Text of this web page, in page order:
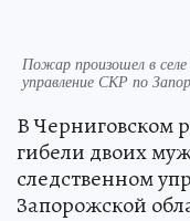
Пожар произошел в
управление СКР по
В Черниговском
гибели двоих
следственном
Запорожской